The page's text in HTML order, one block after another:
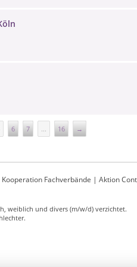
6 7 ... 16 →
Kooperation Fachverbände | Aktion
weiblich und divers (m/w/d) verzichtet.